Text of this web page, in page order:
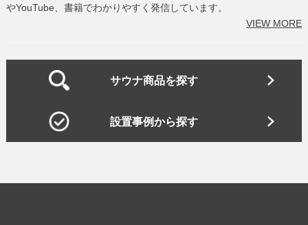
やYouTube、書籍でわかりやすく発信しています。
VIEW MORE
サウナ商品を探す
設置事例から探す